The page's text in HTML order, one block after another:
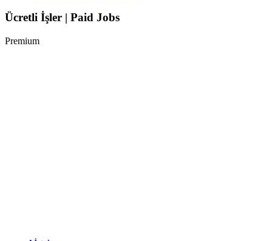
Ücretli İşler | Paid Jobs
Premium